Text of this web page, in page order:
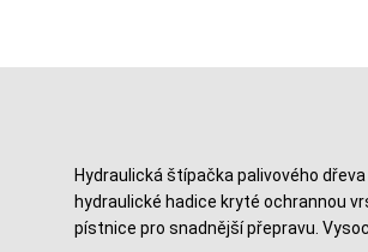
Hydraulická štípačka palivového
hydraulické hadice kryté ochrannou
pístnice pro snadnější přepravu.